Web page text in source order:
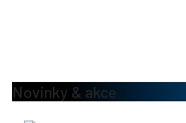
Novinky & akce